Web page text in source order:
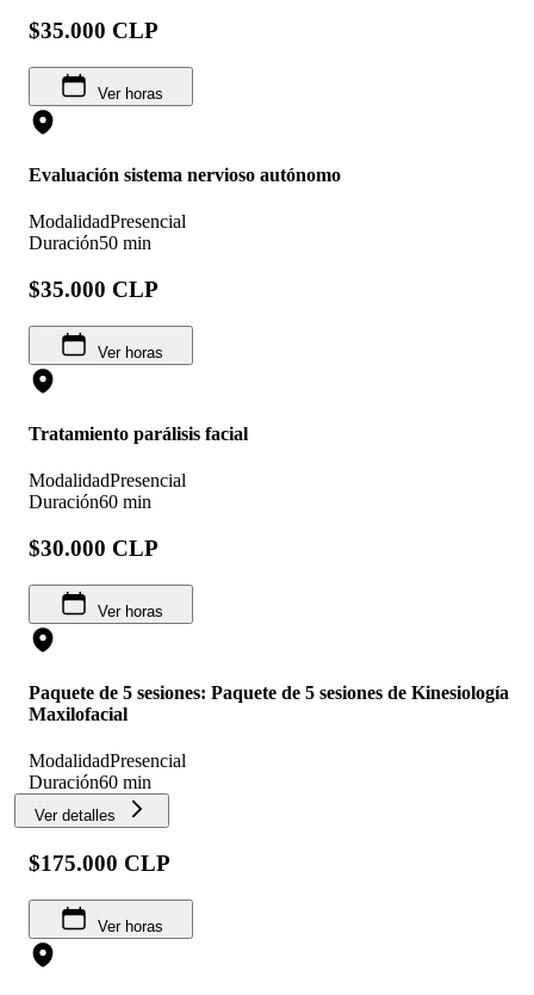
$35.000 CLP
Ver horas
Evaluación sistema nervioso autónomo
ModalidadPresencial
Duración50 min
$35.000 CLP
Ver horas
Tratamiento parálisis facial
ModalidadPresencial
Duración60 min
$30.000 CLP
Ver horas
Paquete de 5 sesiones: Paquete de 5 sesiones de Kinesiología
Maxilofacial
ModalidadPresencial
Duración60 min
Ver detalles
$175.000 CLP
Ver horas